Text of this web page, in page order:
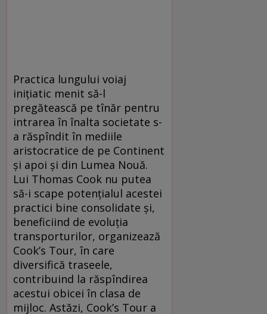
Practica lungului voiaj
iniţiatic menit să-l
pregătească pe tînăr pentru
intrarea în înalta societate s-
a răspîndit în mediile
aristocratice de pe Continent
şi apoi şi din Lumea Nouă.
Lui Thomas Cook nu putea
să-i scape potenţialul acestei
practici bine consolidate şi,
beneficiind de evoluţia
transporturilor, organizează
Cook’s Tour, în care
diversifică traseele,
contribuind la răspîndirea
acestui obicei în clasa de
mijloc. Astăzi, Cook’s Tour a